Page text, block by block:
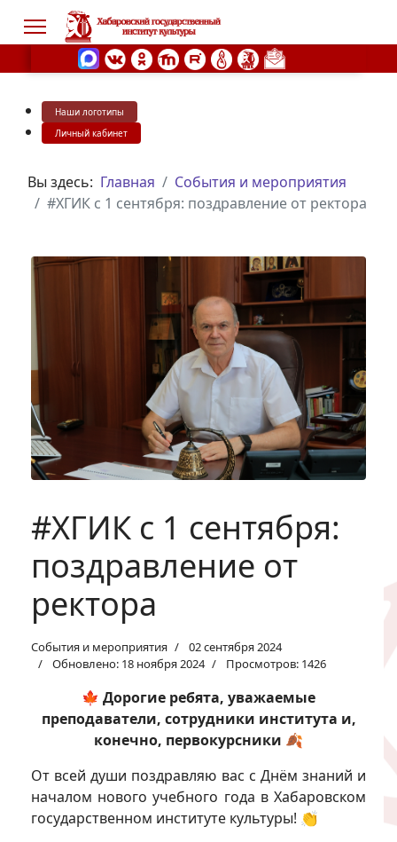
Наши логотипы
Личный кабинет
Вы здесь: Главная
События и мероприятия
#ХГИК с 1 сентября: поздравление от ректора
#ХГИК с 1 сентября:
поздравление от
ректора
События и мероприятия
02 сентября 2024
Обновлено: 18 ноября 2024
Просмотров: 1426
🍁 Дорогие ребята, уважаемые
преподаватели, сотрудники института и,
конечно, первокурсники 🍂
От всей души поздравляю вас с Днём знаний и
началом нового учебного года в Хабаровском
государственном институте культуры! 👏